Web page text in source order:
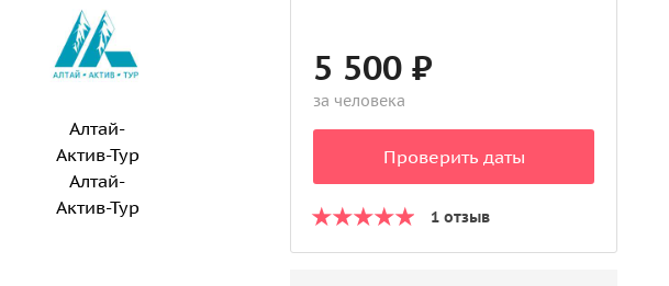
Алтай-
Актив-Тур
Алтай-
Актив-Тур
5 500 ₽
за человека
Проверить даты
1 отзыв